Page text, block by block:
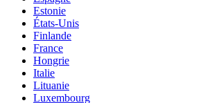
Estonie
États-Unis
Finlande
France
Hongrie
Italie
Lituanie
Luxembourg